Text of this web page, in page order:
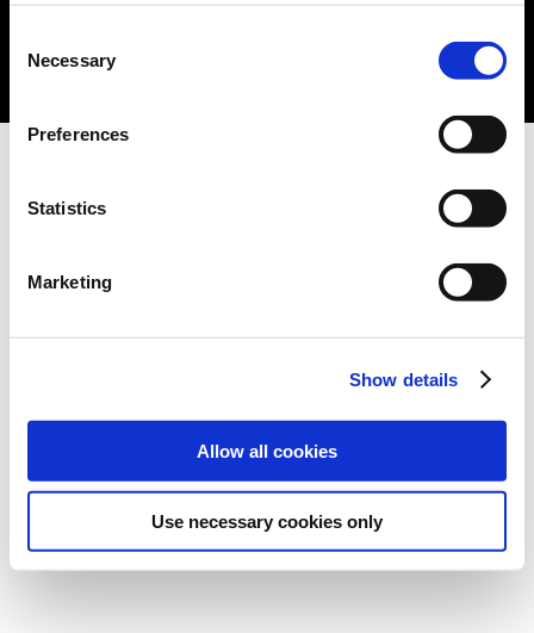
Selection
Necessary
Preferences
Statistics
Marketing
Show details
Allow all cookies
Use necessary cookies only